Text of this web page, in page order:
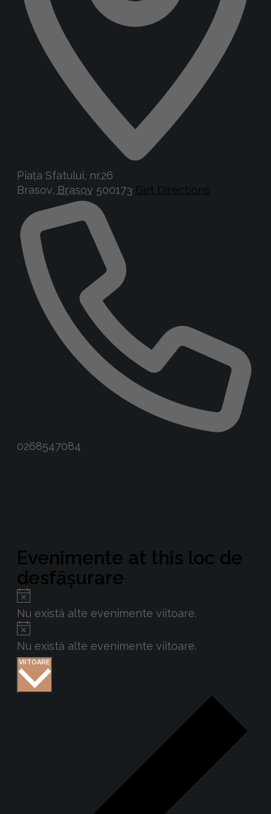
Piața Sfatului, nr.26
Brasov, Brasov 500173 Get Directions
Phone
0268547084
Evenimente at this loc de
desfășurare
Notificare
Nu există alte evenimente viitoare.
Notificare
Nu există alte evenimente viitoare.
VIITOARE Selectează